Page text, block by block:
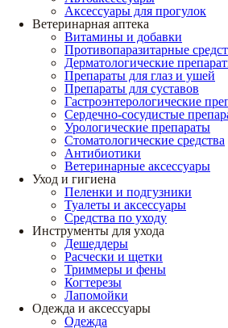
Аксессуары для прогулок
Ветеринарная аптека
Витамины и добавки
Противопаразитарные
Дерматологические
Препараты для глаз и ушей
Препараты для суставов
Гастроэнтерологические
Сердечно-сосудистые
Урологические препараты
Стоматологические средства
Антибиотики
Ветеринарные аксессуары
Уход и гигиена
Пеленки и подгузники
Туалеты и аксессуары
Средства по уходу
Инструменты для ухода
Дешеддеры
Расчески и щетки
Триммеры и фены
Когтерезы
Лапомойки
Одежда и аксессуары
Одежда